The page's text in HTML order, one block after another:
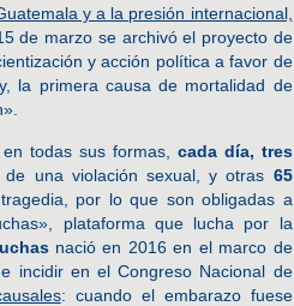
y a la presión internacional,
de marzo se archivó el proyecto de
y acción política a favor de
la primera causa de mortalidad de
todas sus formas, cada día, tres
una violación sexual, y otras 65
por lo que son obligadas a
plataforma que lucha por la
nació en 2016 en el marco de
incidir en el Congreso Nacional de
: cuando el embarazo fuese